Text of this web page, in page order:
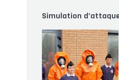
Simulation